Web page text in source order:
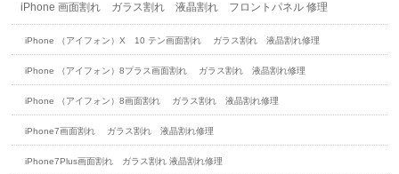
iPhone 画面割れ ガラス割れ 液晶割れ フロントパネル 修理
iPhone （アイフォン）X 10 テン画面割れ ガラス割れ 液晶割れ修理
iPhone （アイフォン）8プラス画面割れ ガラス割れ 液晶割れ修理
iPhone （アイフォン）8画面割れ ガラス割れ 液晶割れ修理
iPhone7画面割れ ガラス割れ 液晶割れ修理
iPhone7Plus画面割れ ガラス割れ 液晶割れ修理